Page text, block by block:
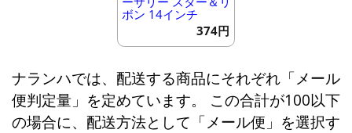
ボン 14インチ
374円
ナランハでは、配送する商品にそれぞれ「メール
便判定量」を定めています。 この合計が100以下
の場合に、配送方法として「メール便」を選択す